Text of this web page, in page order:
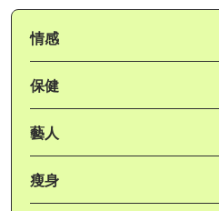
情感
保健
藝人
瘦身